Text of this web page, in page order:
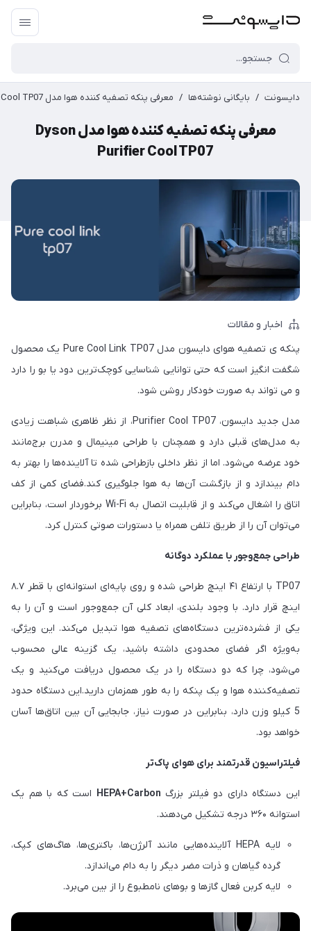
دایسونت / بایگانی نوشته‌ها / معرفی پنکه تصفیه کننده هوا مدل Dyson Purifier Cool TP07
معرفی پنکه تصفیه کننده هوا مدل Dyson
Purifier Cool TP07
اخبار و مقالات
پنکه ی تصفیه هوای دایسون مدل Pure Cool Link TP07 یک محصول
شگفت انگیز است که حتی توانایی شناسایی کوچک‌ترین دود یا بو را دارد
و می تواند به صورت خودکار روشن شود.
مدل جدید دایسون، Purifier Cool TP07، از نظر ظاهری شباهت زیادی
به مدل‌های قبلی دارد و همچنان با طراحی مینیمال و مدرن برج‌مانند
خود عرضه می‌شود. اما از نظر داخلی بازطراحی شده تا آلاینده‌ها را بهتر به
دام بیندازد و از بازگشت آن‌ها به هوا جلوگیری کند.فضای کمی از کف
اتاق را اشغال می‌کند و از قابلیت اتصال به Wi-Fi برخوردار است، بنابراین
می‌توان آن را از طریق تلفن همراه یا دستورات صوتی کنترل کرد.
طراحی جمع‌وجور با عملکرد دوگانه
TP07 با ارتفاع ۴۱ اینچ طراحی شده و روی پایه‌ای استوانه‌ای با قطر ۸.۷
اینچ قرار دارد. با وجود بلندی، ابعاد کلی آن جمع‌وجور است و آن را به
یکی از فشرده‌ترین دستگاه‌های تصفیه هوا تبدیل می‌کند. این ویژگی،
به‌ویژه اگر فضای محدودی داشته باشید، یک گزینه عالی محسوب
می‌شود، چرا که دو دستگاه را در یک محصول دریافت می‌کنید و یک
تصفیه‌کننده هوا و یک پنکه را به طور همزمان دارید.این دستگاه حدود
5 کیلو وزن دارد، بنابراین در صورت نیاز، جابجایی آن بین اتاق‌ها آسان
خواهد بود.
فیلتراسیون قدرتمند برای هوای پاک‌تر
این دستگاه دارای دو فیلتر بزرگ HEPA+Carbon است که با هم یک
استوانه ۳۶۰ درجه تشکیل می‌دهند.
لایه HEPA آلاینده‌هایی مانند آلرژن‌ها، باکتری‌ها، هاگ‌های کپک،
گرده گیاهان و ذرات مضر دیگر را به دام می‌اندازد.
لایه کربن فعال گازها و بوهای نامطبوع را از بین می‌برد.